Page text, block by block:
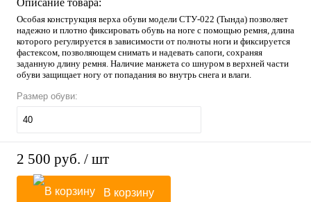
Описание товара:
Особая конструкция верха обуви модели СТУ-022 (Тында) позволяет
надежно и плотно фиксировать обувь на ноге с помощью ремня, длина
которого регулируется в зависимости от полноты ноги и фиксируется
фастексом, позволяющем снимать и надевать сапоги, сохраняя
заданную длину ремня. Наличие манжета со шнуром в верхней части
обуви защищает ногу от попадания во внутрь снега и влаги.
Размер обуви:
40
2 500 руб. / шт
В корзину